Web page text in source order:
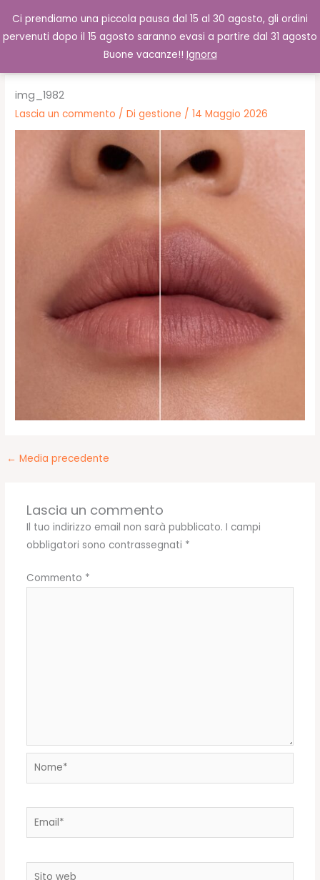
Ci prendiamo una piccola pausa dal 15 al 30 agosto, gli ordini
pervenuti dopo il 15 agosto saranno evasi a partire dal 31 agosto
Buone vacanze!! Ignora
contenuto
0,00€ Cerca
img_1982
Lascia un commento / Digestione /14 Maggio 2026
← Media precedente
Lascia un commento
Il tuo indirizzo email non sarà pubblicato. I campi
obbligatori sono contrassegnati *
Commento *
Nome*
Email*
Sito